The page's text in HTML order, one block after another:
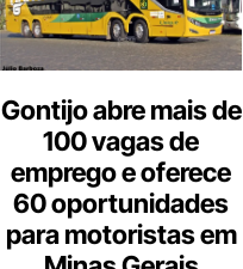
Gontijo abre mais de
100 vagas de
emprego e oferece
60 oportunidades
para motoristas em